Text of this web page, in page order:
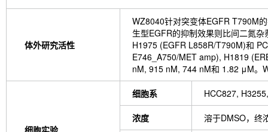
体外研究活性
WZ8040针对突变体EGFR T790M
生型EGFR的抑制效果则比间二氮
H1975 (EGFR L858R/T790M)和
E746_A750/MET amp), H1819
nM, 915 nM, 744 nM和 1.82 μM。
细胞实验
细胞系 HCC827,
浓度 溶于DMSO，终